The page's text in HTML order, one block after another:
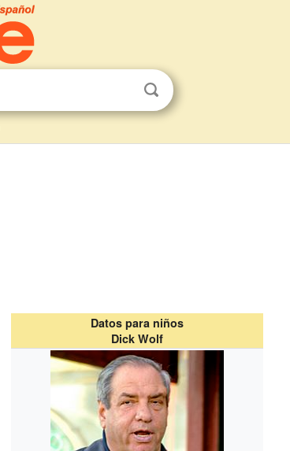
Datos para niños
Dick Wolf